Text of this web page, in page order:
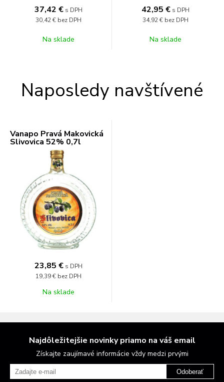
37,42 € s DPH
30,42 € bez DPH
Na sklade
42,95 € s DPH
34,92 € bez DPH
Na sklade
Naposledy navštívené
Vanapo Pravá Makovická
Slivovica 52% 0,7l
23,85 € s DPH
19,39 € bez DPH
Na sklade
Najdôležitejšie novinky priamo na váš email
Získajte zaujímavé informácie vždy medzi prvými
Odoberať